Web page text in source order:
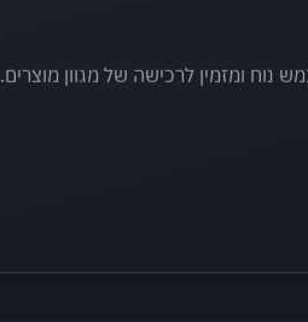
ומזמין לרכישה של מגוון מוצרים.